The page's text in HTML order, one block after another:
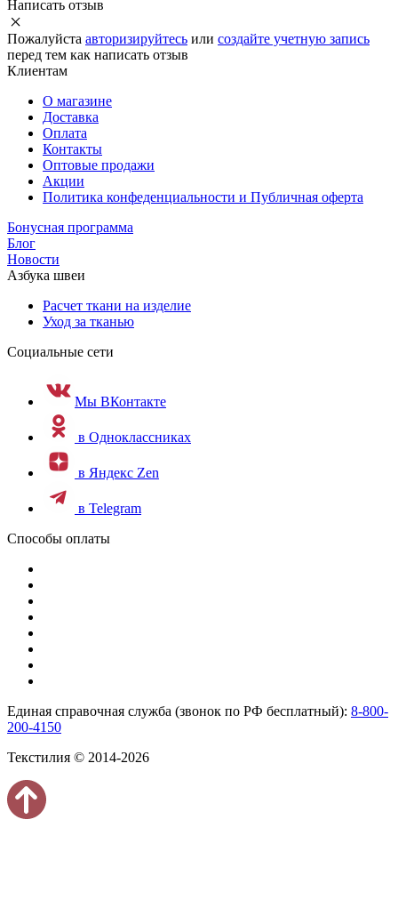
Написать отзыв
Пожалуйста авторизируйтесь или создайте учетную запись
перед тем как написать отзыв
Клиентам
О магазине
Доставка
Оплата
Контакты
Оптовые продажи
Акции
Политика конфеденциальности и Публичная оферта
Бонусная программа
Блог
Новости
Азбука швеи
Расчет ткани на изделие
Уход за тканью
Социальные сети
Мы ВКонтакте
в Одноклассниках
в Яндекс Zen
в Telegram
Способы оплаты
Единая справочная служба (звонок по РФ бесплатный): 8-800-
200-4150
Текстилия © 2014-2026